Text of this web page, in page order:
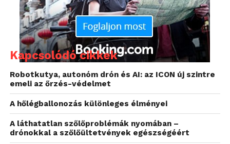
Kapcsolódó cikkek
Robotkutya, autonóm drón és AI: az ICON új szintre
emeli az őrzés-védelmet
A hőlégballonozás különleges élményei
A láthatatlan szőlőproblémák nyomában –
drónokkal a szőlőültetvények egészségéért